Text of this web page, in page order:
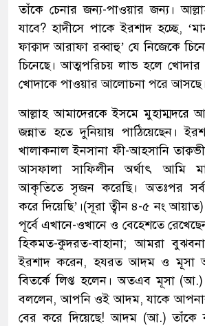
তাঁকে চেনার জন্য-পাওয়ার জন্য।
যাবে? হাদীসে পাকে ইরশাদ হচ্ছে,
ফাক্বাদ আরাফা রব্বাহু’ যে নিজেকে
চিনেছে। আত্মপরিচয় লাভ হলে
খোদাকে পাওয়ার আলোচনা পরে আসছে।
আল্লাহ আমাদেরকে ইসমে মুহাম্মদরে
জন্নাত হতে দুনিয়ায় পাঠিয়েছেন।
খালাকনাল ইনসানা ফী-আহসানি
আসফালা সাফিলীন অর্থাৎ আমি
আকৃতিতে সৃজন করেছি। অতঃপর
করে দিয়েছি’।(সূরা ত্বীন ৪-৫ নং
পূর্বে এখানে-ওখানে ও বেহেশতে
হিকমত-কুদরত-বাহানা; আমরা
ইরশাদ করেন, হযরত আদম ও মূসা
বিতর্কে লিপ্ত হলেন। অতএব মূসা
বললেন, আপনি ওই আদম, যাকে
বের করে দিয়েছে! আদম (আ.) তাঁকে